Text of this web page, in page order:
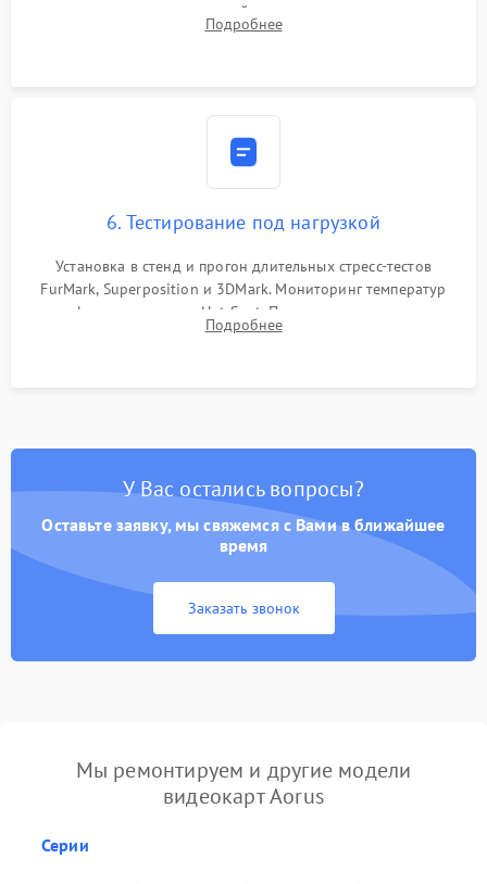
термопрокладок правильной толщины на память и цепи
питания. Монтаж радиатора и бэкплейта, подключение и
Подробнее
6. Тестирование под нагрузкой
Установка в стенд и прогон длительных стресс-тестов
FurMark, Superposition и 3DMark. Мониторинг температур
графического чипа и Hot Spot. Проверка на отсутствие
артефактов изображения, вылетов драйвера и зависаний.
Подробнее
У Вас остались вопросы?
Оставьте заявку, мы свяжемся с Вами в ближайшее
время
Заказать звонок
Мы ремонтируем и другие модели
видеокарт Aorus
Серии